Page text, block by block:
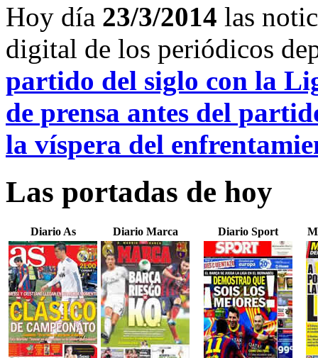
Hoy día 23/3/2014 las
digital de los periódicos
partido del siglo con la
de prensa antes del
la víspera del
Las portadas de hoy
Diario As Diario Marca Diario Sport